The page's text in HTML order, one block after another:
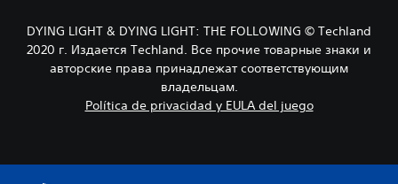
DYING LIGHT & DYING LIGHT: THE FOLLOWING © Techland
2020 г. Издается Techland. Все прочие товарные знаки и
авторские права принадлежат соответствующим
владельцам.
Política de privacidad y EULA del juego